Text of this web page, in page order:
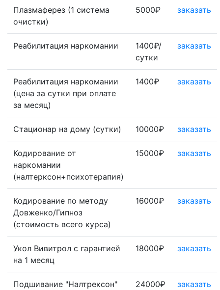
Плазмаферез (1 система
очистки)
5000₽ заказать
Реабилитация наркомании
1400₽/
сутки
заказать
Реабилитация наркомании
(цена за сутки при оплате
за месяц)
1400₽ заказать
Стационар на дому (сутки) 10000₽ заказать
Кодирование от
наркомании
(налтерксон+психотерапия)
15000₽ заказать
Кодирование по методу
Довженко/Гипноз
(стоимость всего курса)
16000₽ заказать
Укол Вивитрол с гарантией
на 1 месяц
18000₽ заказать
Подшивание "Налтрексон"
24000₽ заказать